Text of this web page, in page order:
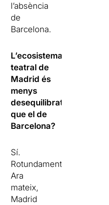
l’absència
de
Barcelona.
L’ecosistema
teatral de
Madrid és
menys
desequilibrat
que el de
Barcelona?
Sí.
Rotundament.
Ara
mateix,
Madrid